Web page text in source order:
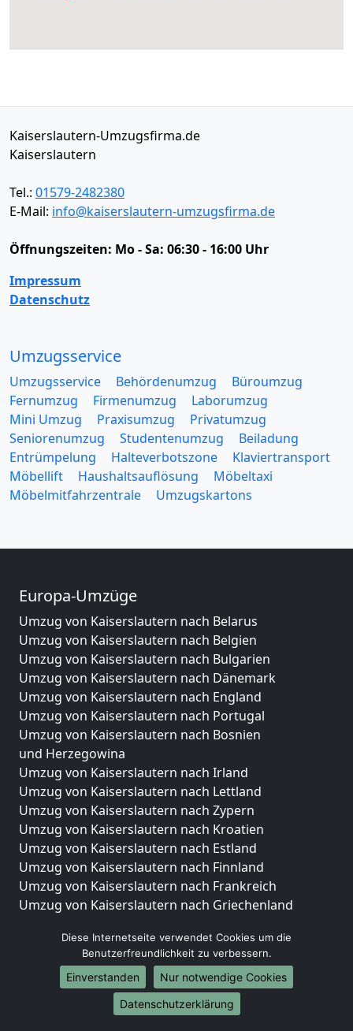
Kaiserslautern-Umzugsfirma.de
Kaiserslautern
Tel.: 01579-2482380
E-Mail: info@kaiserslautern-umzugsfirma.de
Öffnungszeiten: Mo - Sa: 06:30 - 16:00 Uhr
Impressum
Datenschutz
Umzugsservice
Umzugsservice Behördenumzug
Büroumzug
Fernumzug
Firmenumzug
Laborumzug
Mini Umzug
Praxisumzug
Privatumzug
Seniorenumzug
Studentenumzug
Beiladung
Entrümpelung
Halteverbotszone
Klaviertransport
Möbellift
Haushaltsauflösung
Möbeltaxi
Möbelmitfahrzentrale
Umzugskartons
Europa-Umzüge
Umzug von Kaiserslautern nach Belarus
Umzug von Kaiserslautern nach Belgien
Umzug von Kaiserslautern nach Bulgarien
Umzug von Kaiserslautern nach Dänemark
Umzug von Kaiserslautern nach England
Umzug von Kaiserslautern nach Portugal
Umzug von Kaiserslautern nach Bosnien
und Herzegowina
Umzug von Kaiserslautern nach Irland
Umzug von Kaiserslautern nach Lettland
Umzug von Kaiserslautern nach Zypern
Umzug von Kaiserslautern nach Kroatien
Umzug von Kaiserslautern nach Estland
Umzug von Kaiserslautern nach Finnland
Umzug von Kaiserslautern nach Frankreich
Umzug von Kaiserslautern nach Griechenland
Umzug von Kaiserslautern nach Liechtenstein
Umzug von Kaiserslautern nach Luxemburg
Umzug von Kaiserslautern nach Niederlande
Umzug von Kaiserslautern nach Norwegen
Diese Internetseite verwendet Cookies um die
Benutzerfreundlichkeit zu verbessern.
Einverstanden
Nur notwendige Cookies
Datenschutzerklärung